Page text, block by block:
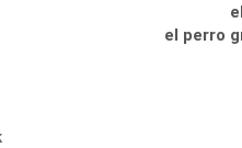
el perro